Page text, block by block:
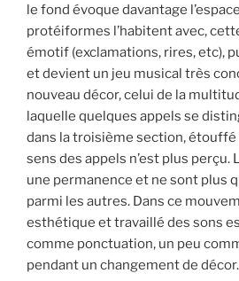
le fond évoque davantage
protéiformes l’habitent avec,
émotif (exclamations, rires, etc),
et devient un jeu musical très
nouveau décor, celui de la
laquelle quelques appels se
dans la troisième section,
sens des appels n’est plus
une permanence et ne sont plus
parmi les autres. Dans ce
esthétique et travaillé des sons
comme ponctuation, un peu
pendant un changement de décor.